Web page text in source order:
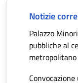
Notizie
Palazzo
pubbliche al